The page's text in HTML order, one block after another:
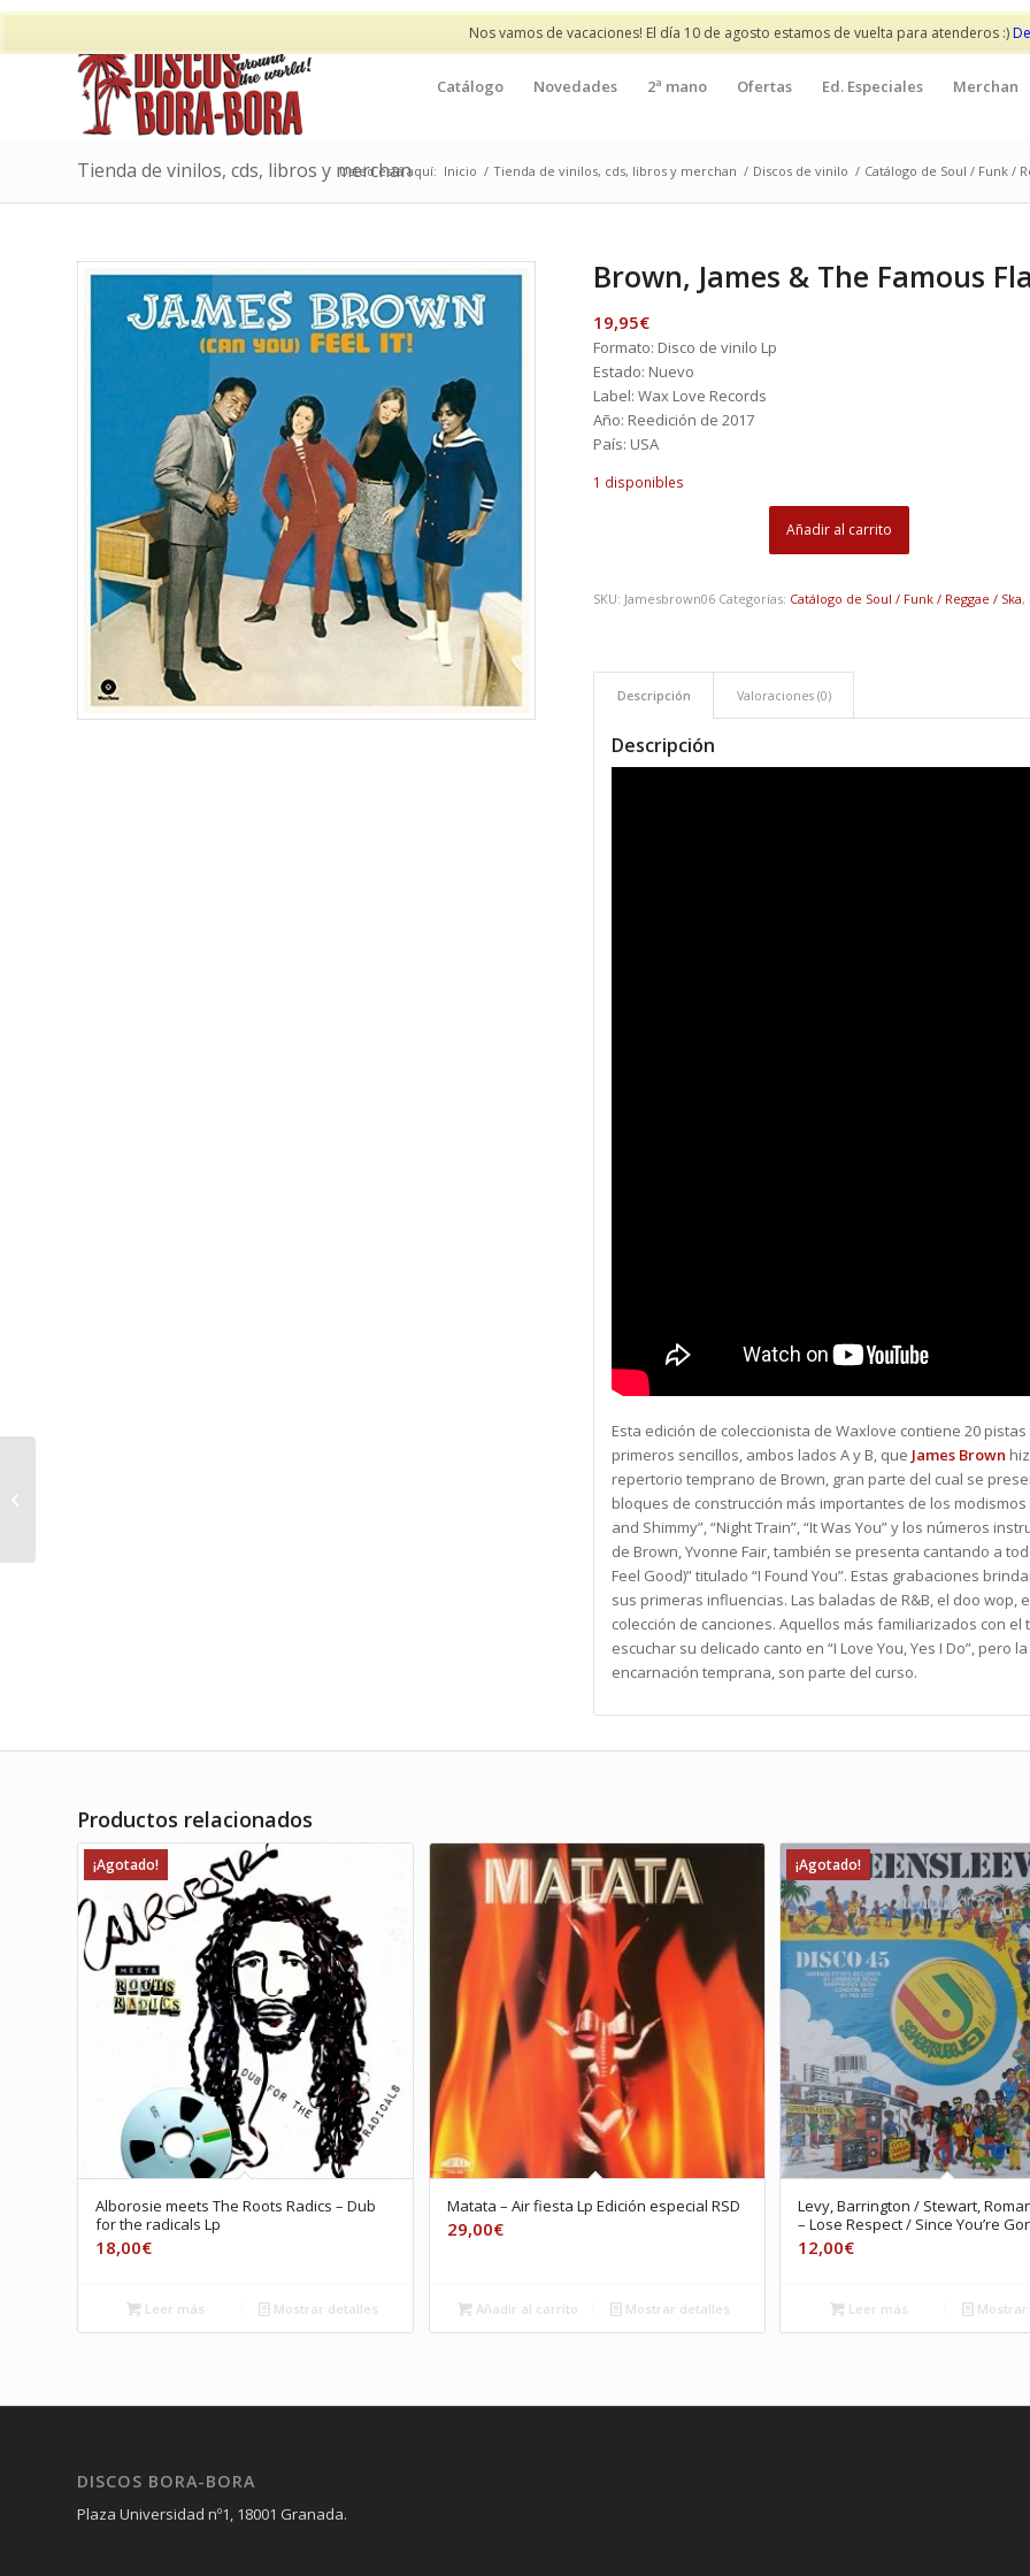
Nos vamos de vacaciones! El día 10 de agosto estamos de vuelta para atenderos :)
Catálogo Novedades 2ª mano Ofertas Ed. Especiales Merchan
Tienda de vinilos, cds, libros y merchan
Usted está aquí: Inicio / Tienda de vinilos, cds, libros y merchan / Discos de vinilo / Catálogo de Soul / Funk /
Brown, James & The Famous
19,95€
Formato: Disco de vinilo Lp
Estado: Nuevo
Label: Wax Love Records
Año: Reedición de 2017
País: USA
1 disponibles
Añadir al carrito
SKU: Jamesbrown06 Categorías: Catálogo de Soul / Funk / Reggae / Ska,
Descripción Valoraciones (0)
Descripción
Esta edición de coleccionista de Waxlove contiene 20
primeros sencillos, ambos lados A y B, que James Brown
repertorio temprano de Brown, gran parte del cual se
bloques de construcción más importantes de los
and Shimmy”, “Night Train”, “It Was You” y los números
de Brown, Yvonne Fair, también se presenta cantando a
Feel Good)” titulado “I Found You”. Estas grabaciones
sus primeras influencias. Las baladas de R&B, el doo
colección de canciones. Aquellos más familiarizados con
escuchar su delicado canto en “I Love You, Yes I Do”,
encarnación temprana, son parte del curso.
Productos relacionados
¡Agotado!
Alborosie meets The Roots Radics – Dub
for the radicals Lp
18,00€
Leer más Mostrar detalles
Matata – Air fiesta Lp Edición especial RSD
29,00€
Añadir al carrito Mostrar detalles
¡Agotado!
Levy, Barrington / Stewart,
– Lose Respect / Since You’re
12,00€
Leer más
DISCOS BORA-BORA
Plaza Universidad nº1, 18001 Granada.